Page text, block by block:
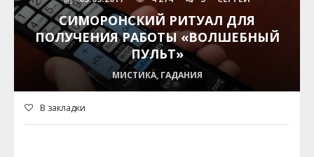
СИМОРОНСКИЙ РИТУАЛ ДЛЯ
ПОЛУЧЕНИЯ РАБОТЫ «ВОЛШЕБНЫЙ
ПУЛЬТ»
МИСТИКА, ГАДАНИЯ
В закладки